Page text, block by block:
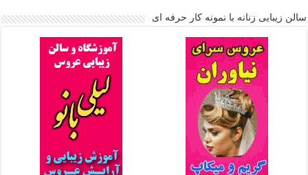
سالن زیبایی زنانه با نمونه کار حرفه ای